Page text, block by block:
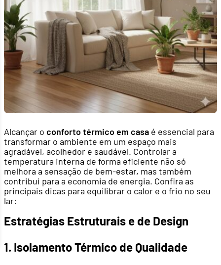
Alcançar o conforto térmico em casa é essencial para
transformar o ambiente em um espaço mais
agradável, acolhedor e saudável. Controlar a
temperatura interna de forma eficiente não só
melhora a sensação de bem-estar, mas também
contribui para a economia de energia. Confira as
principais dicas para equilibrar o calor e o frio no seu
lar:
Estratégias Estruturais e de Design
1. Isolamento Térmico de Qualidade